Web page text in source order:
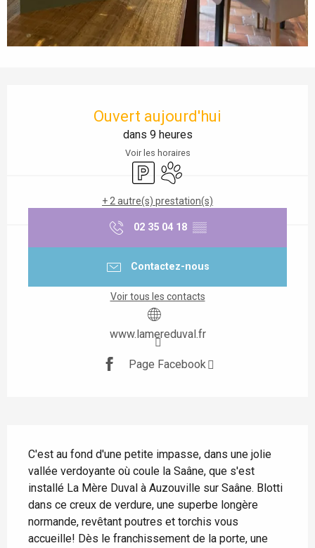
Ouvert aujourd'hui
dans 9 heures
Voir les horaires
ParkingAnimaux acceptés
+ 2 autre(s) prestation(s)
02 35 04 18 ▒▒
Contactez-nous
Voir tous les contacts
www.lamereduval.fr
Page Facebook
C'est au fond d'une petite impasse, dans une jolie
vallée verdoyante où coule la Saâne, que s'est
installé La Mère Duval à Auzouville sur Saâne. Blotti
dans ce creux de verdure, une superbe longère
normande, revêtant poutres et torchis vous
accueille! Dès le franchissement de la porte, une